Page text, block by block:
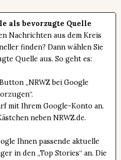
als bevorzugte Quelle
Nachrichten aus dem Kreis
finden? Dann wählen Sie
Quelle aus. So geht es:
„NRWZ bei Google
mit Ihrem Google-Konto an.
neben NRWZ.de.
Ihnen passende aktuelle
in den „Top Stories“ an. Die